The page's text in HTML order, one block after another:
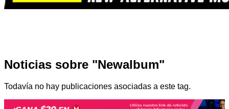
Noticias sobre "Newalbum"
Todavía no hay publicaciones asociadas a este tag.